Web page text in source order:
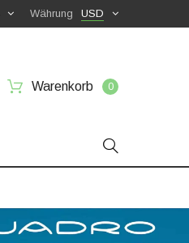
USD
Währung
Warenkorb 0